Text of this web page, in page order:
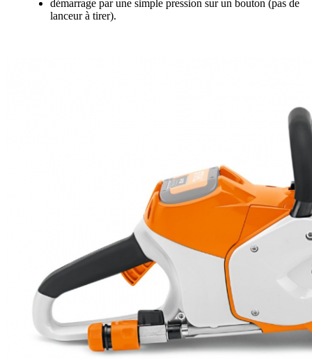
démarrage par une simple pression sur un bouton (pas de
lanceur à tirer).